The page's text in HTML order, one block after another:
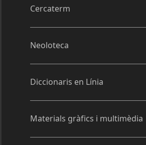
Cercaterm
Neoloteca
Diccionaris en Línia
Materials gràfics i multimèdia